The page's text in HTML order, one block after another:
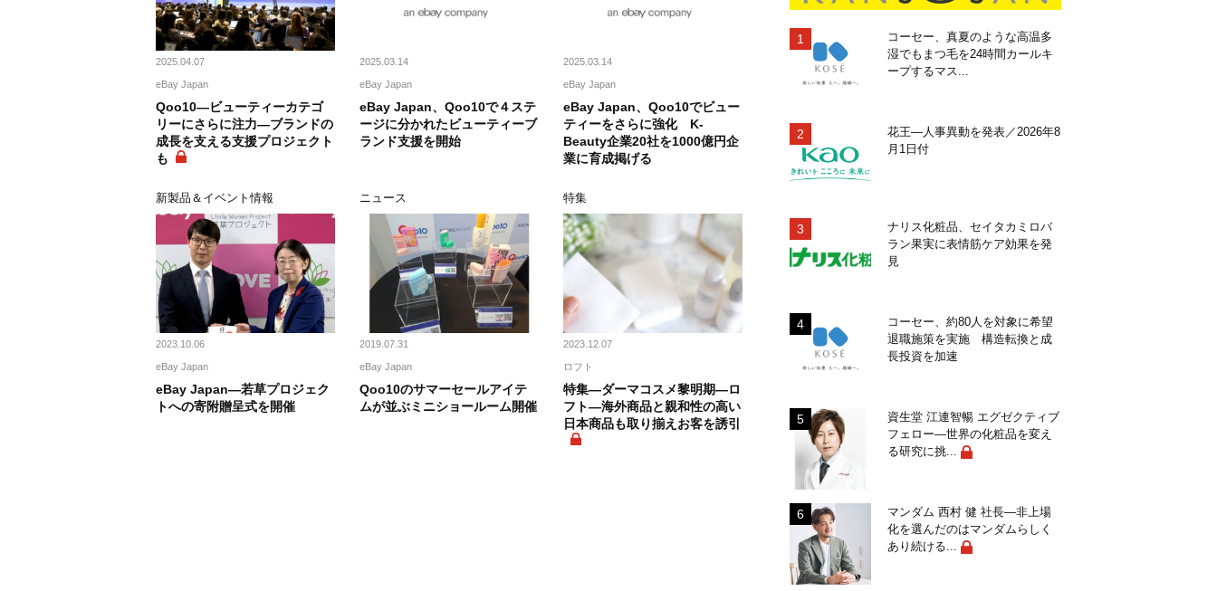
2025.04.07
eBay Japan
Qoo10―ビューティーカテゴ
リーにさらに注力―ブランドの
成長を支える支援プロジェクト
も
2025.03.14
eBay Japan
eBay Japan、Qoo10で４ステ
ージに分かれたビューティーブ
ランド支援を開始
2025.03.14
eBay Japan
eBay Japan、Qoo10でビュー
ティーをさらに強化 K-
Beauty企業20社を1000億円企
業に育成掲げる
新製品＆イベント情報
2023.10.06
eBay Japan
eBay Japan―若草プロジェク
トへの寄附贈呈式を開催
ニュース
2019.07.31
eBay Japan
Qoo10のサマーセールアイテ
ムが並ぶミニショールーム開催
特集
2023.12.07
ロフト
特集―ダーマコスメ黎明期―ロ
フト―海外商品と親和性の高い
日本商品も取り揃えお客を誘引
コーセー、真夏のような高温多
湿でもまつ毛を24時間カールキ
ープするマス...
花王―人事異動を発表／2026年8
月1日付
ナリス化粧品、セイタカミロバ
ラン果実に表情筋ケア効果を発
見
コーセー、約80人を対象に希望
退職施策を実施 構造転換と成
長投資を加速
資生堂 江連智暢 エグゼクティブ
フェロー―世界の化粧品を変え
る研究に挑...
マンダム 西村 健 社長―非上場
化を選んだのはマンダムらしく
あり続ける...